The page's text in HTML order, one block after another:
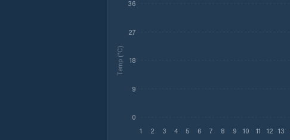
1 2 3 4 5 6 7 8 9 10 11 12 13
0
9
18
27
36
Temp (°C)